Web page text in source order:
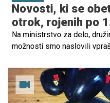
Novosti, ki se
otrok, rojenih po
Na ministrstvo za delo,
možnosti smo naslovili
si lahko preberete v